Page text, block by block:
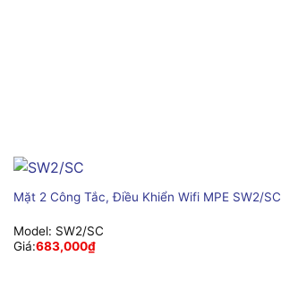
Mặt 2 Công Tắc, Điều Khiển Wifi MPE SW2/SC
Model: SW2/SC
Giá:683,000₫